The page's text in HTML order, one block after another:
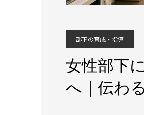
部下の育成・指導
女性部下
へ｜伝わ